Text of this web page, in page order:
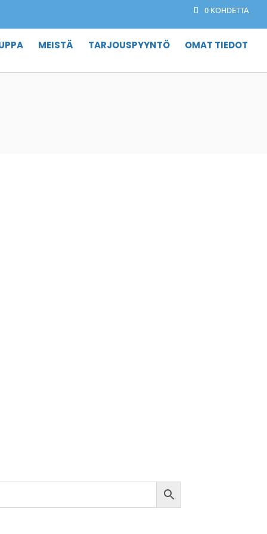
0 KOHDETTA
MEISTÄ TARJOUSPYYNTÖ OMAT TIEDOT